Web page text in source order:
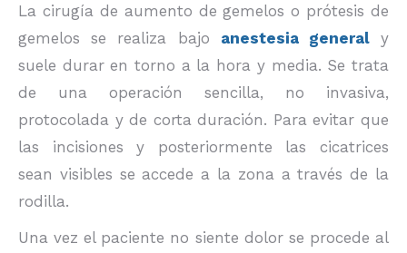
La cirugía de aumento de gemelos o prótesis de
gemelos se realiza bajo anestesia generaly
suele durar en torno a la hora y media. Se trata
de una operación sencilla, no invasiva,
protocolada y de corta duración. Para evitar que
las incisiones y posteriormente las cicatrices
sean visibles se accede a la zona a través de la
rodilla.
Una vez el paciente no siente dolor se procede al